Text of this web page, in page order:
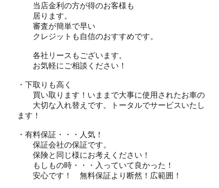
当店金利の方が得のお客様も
居ります。
審査が簡単で早い
クレジットも自信のおすすめです。
各社リースもございます。
お気軽にご相談ください！
・下取りも高く
買い取ります！いままで大事に使用されたお車の
大切な入れ替えです。トータルでサービスいたし
ます！
・有料保証・・・人気！
保証会社の保証です。
保険と同じ様にお考えください！
もしもの時・・・入っていて良かった！
安心です！ 無料保証より断然！広範囲！